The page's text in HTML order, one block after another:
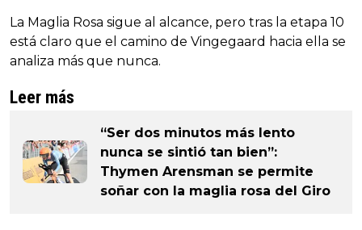
La Maglia Rosa sigue al alcance, pero tras la etapa 10
está claro que el camino de Vingegaard hacia ella se
analiza más que nunca.
Leer más
“Ser dos minutos más lento
nunca se sintió tan bien”:
Thymen Arensman se permite
soñar con la maglia rosa del Giro